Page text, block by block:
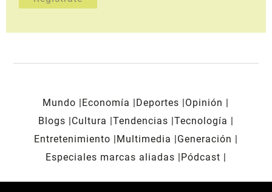
Mundo Economía Deportes
Opinión
Blogs
Cultura Tendencias Tecnología
Entretenimiento
Multimedia
Generación
Especiales marcas aliadas
Pódcast